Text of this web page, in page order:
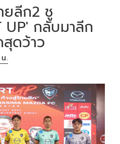
ยลีก2 ชู
UP' กลับมาลีก
ดว้าว
.